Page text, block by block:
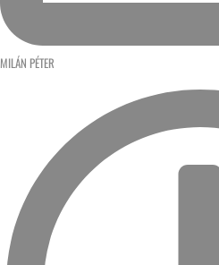
MILÁN PÉTER